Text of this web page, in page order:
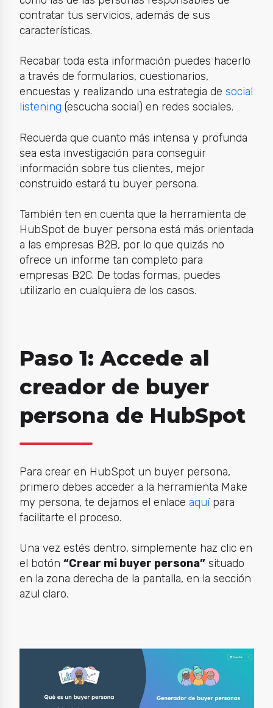
contratar tus servicios, además de sus
características.
Recabar toda esta información puedes hacerlo
a través de formularios, cuestionarios,
encuestas y realizando una estrategia de social
listening (escucha social) en redes sociales.
Recuerda que cuanto más intensa y profunda
sea esta investigación para conseguir
información sobre tus clientes, mejor
construido estará tu buyer persona.
También ten en cuenta que la herramienta de
HubSpot de buyer persona está más orientada
a las empresas B2B, por lo que quizás no
ofrece un informe tan completo para
empresas B2C. De todas formas, puedes
utilizarlo en cualquiera de los casos.
Paso 1: Accede al
creador de buyer
persona de HubSpot
Para crear en HubSpot un buyer persona,
primero debes acceder a la herramienta Make
my persona, te dejamos el enlace aquípara
facilitarte el proceso.
Una vez estés dentro, simplemente haz clic en
el botón “Crear mi buyer persona”situado
en la zona derecha de la pantalla, en la sección
azul claro.